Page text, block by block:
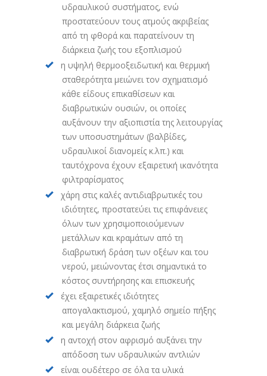
υδραυλικού συστήματος, ενώ
προστατεύουν τους ατμούς ακριβείας
από τη φθορά και παρατείνουν τη
διάρκεια ζωής του εξοπλισμού
η υψηλή θερμοοξειδωτική και θερμική
σταθερότητα μειώνει τον σχηματισμό
κάθε είδους επικαθίσεων και
διαβρωτικών ουσιών, οι οποίες
αυξάνουν την αξιοπιστία της λειτουργίας
των υποσυστημάτων (βαλβίδες,
υδραυλικοί διανομείς κ.λπ.) και
ταυτόχρονα έχουν εξαιρετική ικανότητα
φιλτραρίσματος
χάρη στις καλές αντιδιαβρωτικές του
ιδιότητες, προστατεύει τις επιφάνειες
όλων των χρησιμοποιούμενων
μετάλλων και κραμάτων από τη
διαβρωτική δράση των οξέων και του
νερού, μειώνοντας έτσι σημαντικά το
κόστος συντήρησης και επισκευής
έχει εξαιρετικές ιδιότητες
απογαλακτισμού, χαμηλό σημείο πήξης
και μεγάλη διάρκεια ζωής
η αντοχή στον αφρισμό αυξάνει την
απόδοση των υδραυλικών αντλιών
είναι ουδέτερο σε όλα τα υλικά